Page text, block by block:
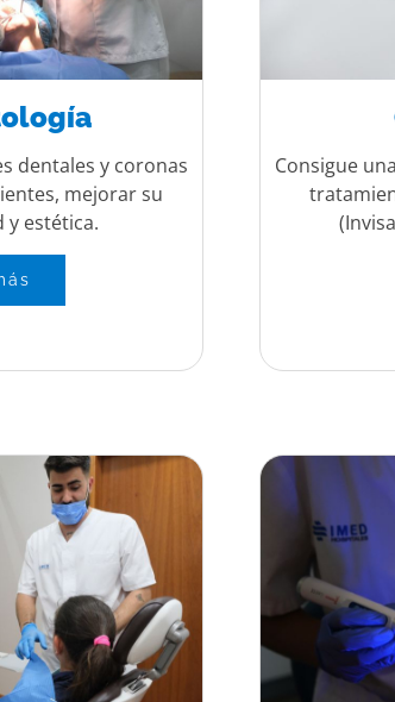
dentales y coronas
mejorar su
y estética.
Consigue